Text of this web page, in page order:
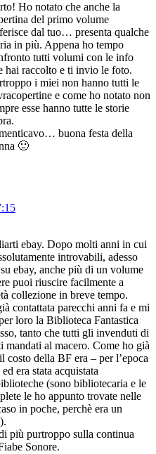
Ho notato che anche la
del primo volume
dal tuo… presenta qualche
in più. Appena ho tempo
tutti volumi con le info
hai raccolto e ti invio le foto.
i miei non hanno tutti le
e come ho notato non
esse hanno tutte le storie
buona festa della
🙂
ebay. Dopo molti anni in cui
introvabili, adesso
ebay, anche più di un volume
puoi riuscire facilmente a
collezione in breve tempo.
contattata parecchi anni fa e mi
loro la Biblioteca Fantastica
tanto che tutti gli invenduti di
mandati al macero. Come ho già
costo della BF era – per l’epoca
era stata acquistata
(sono bibliotecaria e le
le ho appunto trovate nelle
in poche, perchè era un
più purtroppo sulla continua
Sonore.